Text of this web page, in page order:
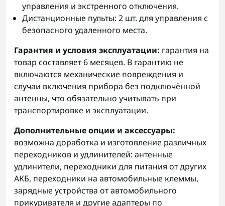
управления и экстренного отключения.
Дистанционные пульты: 2 шт. для управления с
безопасного удаленного места.
Гарантия и условия эксплуатации: гарантия на
товар составляет 6 месяцев. В гарантию не
включаются механические повреждения и
случаи включения прибора без подключённой
антенны, что обязательно учитывать при
транспортировке и эксплуатации.
Дополнительные опции и аксессуары:
возможна доработка и изготовление различных
переходников и удлинителей: антенные
удлинители, переходники для питания от других
АКБ, переходники на автомобильные клеммы,
зарядные устройства от автомобильного
прикуривателя и другие адаптеры по